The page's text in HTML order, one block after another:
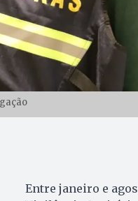
Entre janeiro e